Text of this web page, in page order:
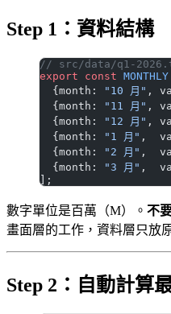
Step 1：資料結構
// src/data/q1-
export const MONTHLY
  {month:
"10 月" ,
  {month:
"11 月" ,
  {month:
"12 月" ,
  {month:
"1 月" ,
  {month:
"2 月" ,
  {month:
"3 月" ,
];
數字單位是百萬（M）。 不
畫面層的工作，資料層只放
Step 2：自動計算